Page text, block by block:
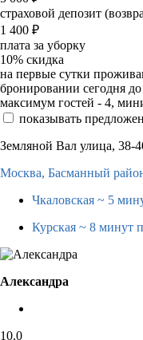
страховой депозит
1 400 ₽
плата за уборку
10% скидка
на первые сутки
бронировании сегодня
максимум гостей - 4,
показывать
Земляной Вал улица, 38-
Москва, Басманный
Чкаловская ~ 5
Курская ~ 8 минут
Александра
10,0